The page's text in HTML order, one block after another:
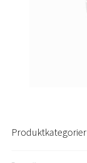
Produktkategorier